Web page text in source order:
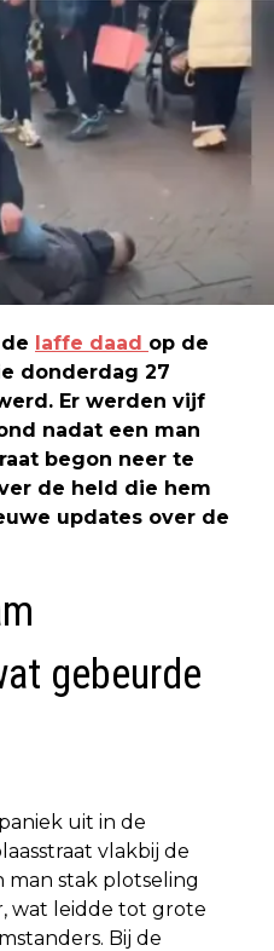
laffe daad op de
donderdag 27
Er werden vijf
nadat een man
begon neer te
de held die hem
updates over de
gebeurde
uit in de
vlakbij de
man stak plotseling
wat leidde tot grote
Bij de